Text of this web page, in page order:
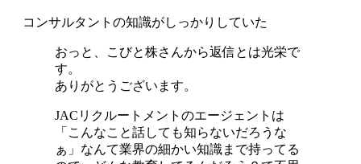
コンサルタントの知識がしっかりしていた
おっと、こびと株さんから返信とは光栄で
す。
ありがとうございます。
JACリクルートメントのエージェントは
「こんなこと話しても知らないだろうな
ぁ」なんて業界の細かい知識まで持ってる